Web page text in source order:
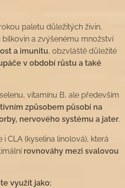
paletu důležitých živin,
a zvýšenému množství
a imunitu, obzvláště důležité
v období růstu a také
vitamínu B, ale především
způsobem působí na
nervového systému a jater.
CLA (kyselina linolová), která
rovnováhy mezi svalovou
využít jako: